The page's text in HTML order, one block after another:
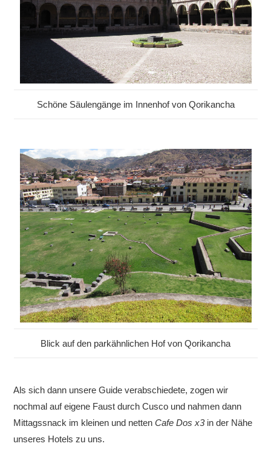
Schöne Säulengänge im Innenhof von Qorikancha
Blick auf den parkähnlichen Hof von Qorikancha
Als sich dann unsere Guide verabschiedete, zogen wir
nochmal auf eigene Faust durch Cusco und nahmen dann
Mittagssnack im kleinen und nettenCafe Dos x3 in der Nähe
unseres Hotels zu uns.